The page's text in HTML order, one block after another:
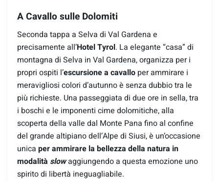
A Cavallo sulle Dolomiti
Seconda tappa a Selva di Val Gardena e
precisamente all’Hotel Tyrol. La elegante “casa” di
montagna di Selva in Val Gardena, organizza per i
propri ospiti l’escursione a cavallo per ammirare i
meravigliosi colori d’autunno è senza dubbio tra le
più richieste. Una passeggiata di due ore in sella, tra
i boschi e le imponenti cime dolomitiche, alla
scoperta della valle dal Monte Pana fino al confine
del grande altipiano dell’Alpe di Siusi, è un’occasione
unica per ammirare la bellezza della natura in
modalità slowaggiungendo a questa emozione uno
spirito di libertà ineguagliabile.